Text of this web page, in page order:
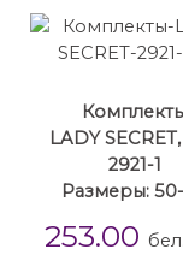
LADY
2921-1
Размеры:
253.00